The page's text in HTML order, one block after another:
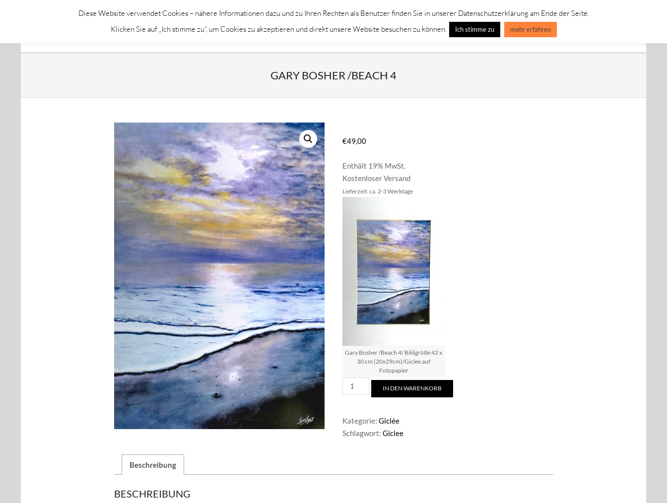
GALERIE CHROMIK
Navigation
KÜNSTLER THEMEN DEKORATIVE LEINWANDBILDER SPECIAL EDITION-ART-LINE
GARY BOSHER /BEACH 4
€49,00
Enthält 19% MwSt.
Kostenloser Versand
Lieferzeit: ca. 2-3 Werktage
Gary Bosher /Beach 4/ Bildgröße 42 x
30 cm (20x29cm)/Giclee auf
Fotopapier
Gary
Bosher
Menge
IN DEN WARENKORB
Kategorie: Giclée
Schlagwort: Giclee
Beschreibung
BESCHREIBUNG
Diese Website verwendet Cookies – nähere Informationen dazu und zu Ihren Rechten als Benutzer finden Sie in unserer Datenschutzerklärung am Ende der Seite.
Klicken Sie auf „Ich stimme zu“, um Cookies zu akzeptieren und direkt unsere Website besuchen zu können.
Ich stimme zu mehr erfahren